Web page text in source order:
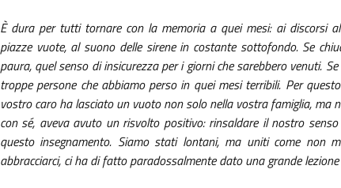
È dura per tutti tornare con la memoria a quei mesi: ai discorsi al
piazze vuote, al suono delle sirene in costante sottofondo. Se
paura, quel senso di insicurezza per i giorni che sarebbero venuti.
troppe persone che abbiamo perso in quei mesi terribili. Per
vostro caro ha lasciato un vuoto non solo nella vostra famiglia, ma
con sé, aveva avuto un risvolto positivo: rinsaldare il nostro
questo insegnamento. Siamo stati lontani, ma uniti come non
abbracciarci, ci ha di fatto paradossalmente dato una grande